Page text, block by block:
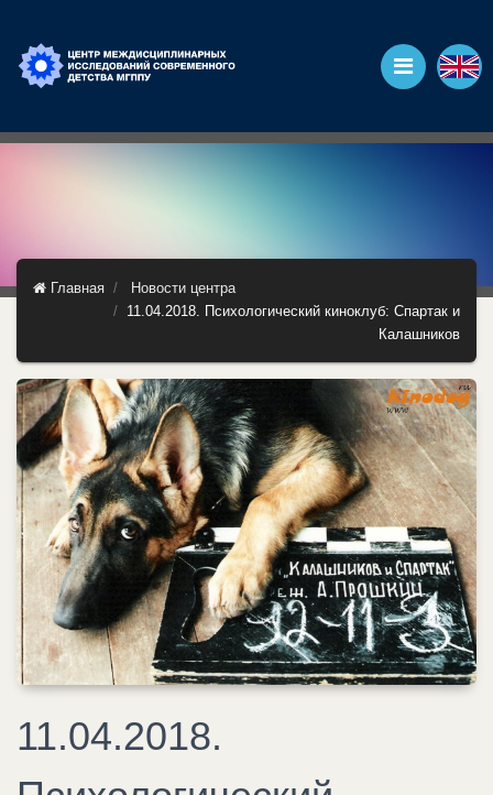
Главная
Новости центра
11.04.2018. Психологический киноклуб: Спартак и
Калашников
11.04.2018.